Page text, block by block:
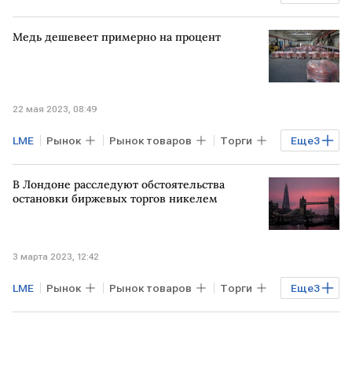
УК Альфа-Капитал сырье
Медь дешевеет примерно на процент
22 мая 2023, 08:49
Еще3
LME Рынок Рынок товаров Торги
медь фьючерсы на медь Comex
В Лондоне расследуют обстоятельства
остановки биржевых торгов никелем
3 марта 2023, 12:42
Еще3
LME Рынок Рынок товаров Торги
ВЕЛИКОБРИТАНИЯ биржи Европы